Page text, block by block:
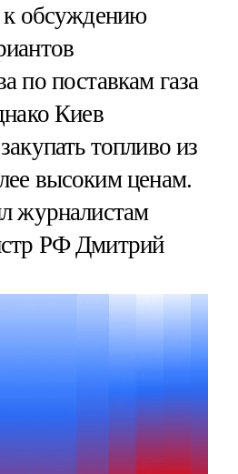
к обсуждению
по поставкам газа
Киев
топливо из
высоким ценам.
журналистам
РФ Дмитрий